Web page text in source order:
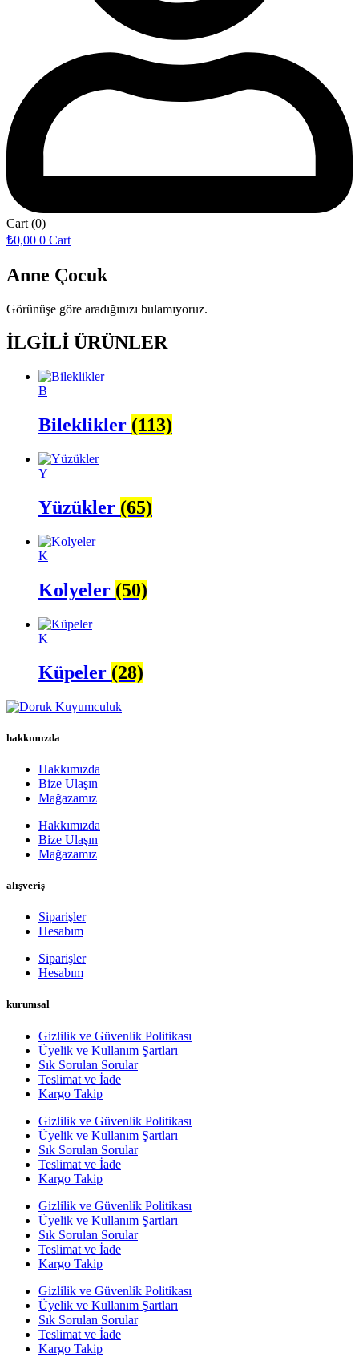
Cart (0)
₺0,00 0 Cart
Anne Çocuk
Görünüşe göre aradığınızı bulamıyoruz.
İLGİLİ ÜRÜNLER
B
Bileklikler (113)
Y
Yüzükler (65)
K
Kolyeler (50)
K
Küpeler (28)
hakkımızda
Hakkımızda
Bize Ulaşın
Mağazamız
Hakkımızda
Bize Ulaşın
Mağazamız
alışveriş
Siparişler
Hesabım
Siparişler
Hesabım
kurumsal
Gizlilik ve Güvenlik Politikası
Üyelik ve Kullanım Şartları
Sık Sorulan Sorular
Teslimat ve İade
Kargo Takip
Gizlilik ve Güvenlik Politikası
Üyelik ve Kullanım Şartları
Sık Sorulan Sorular
Teslimat ve İade
Kargo Takip
Gizlilik ve Güvenlik Politikası
Üyelik ve Kullanım Şartları
Sık Sorulan Sorular
Teslimat ve İade
Kargo Takip
Gizlilik ve Güvenlik Politikası
Üyelik ve Kullanım Şartları
Sık Sorulan Sorular
Teslimat ve İade
Kargo Takip